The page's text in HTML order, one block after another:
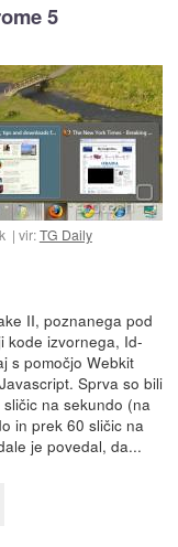
5
vir:TG Daily
II, poznanega pod
kode izvornega, Id-
s pomočjo Webkit
Sprva so bili
na sekundo (na
in prek 60 sličic na
je povedal, da...